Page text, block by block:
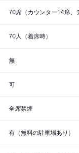
70席（カウンター14席、
70人（着席時）
無
可
全席禁煙
有（無料の駐車場あり）